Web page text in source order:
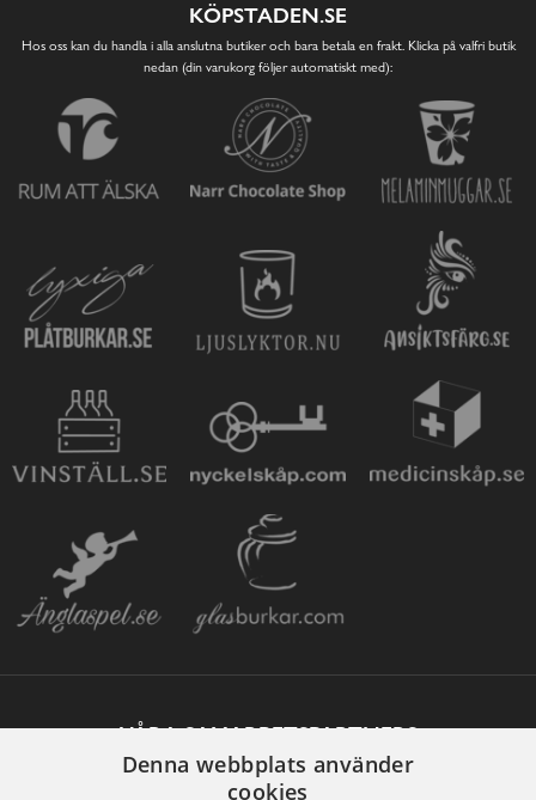
KÖPSTADEN.SE
Hos oss kan du handla i alla anslutna butiker och bara betala en frakt. Klicka på valfri butik
nedan (din varukorg följer automatiskt med):
VÅRA SAMARBETSPARTNERS
Denna webbplats använder
cookies